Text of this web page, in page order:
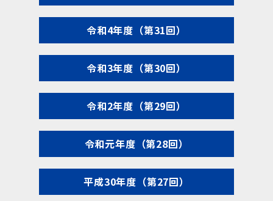
令和4年度（第31回）
令和3年度（第30回）
令和2年度（第29回）
令和元年度（第28回）
平成30年度（第27回）